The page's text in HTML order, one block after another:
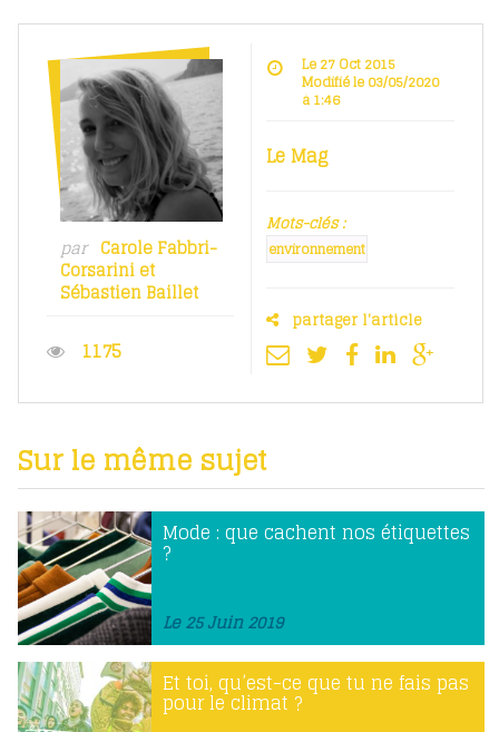
par Carole Fabbri-
Corsariniet
Sébastien Baillet
1175
Le 27 Oct 2015
Modifié le 03/05/2020
à 1:46
Le Mag
Mots-clés :
environnement
partager l'article
Sur le même sujet
Mode : que cachent nos étiquettes
?
Le 25 Juin 2019
Et toi, qu’est-ce que tu ne fais pas
pour le climat ?